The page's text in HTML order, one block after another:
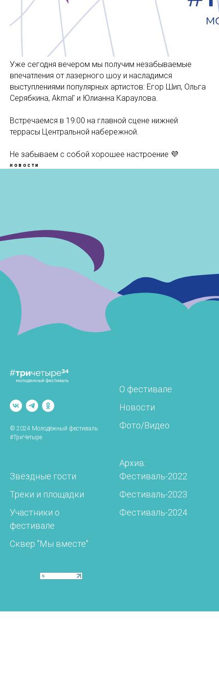
Уже сегодня вечером мы получим незабываемые
впечатления от лазерного шоу и насладимся
выступлениями популярных артистов: Егор Шип, Ольга
Серябкина, Akmal' и Юлианна Караулова.
Встречаемся в 19:00 на главной сцене нижней
террасы Центральной набережной.
Не забываем с собой хорошее настроение 💜
новости
© 2024 Молодёжный фестиваль
#ТриЧетыре
О фестивале
Новости
Фото/Видео
Звёздные гости
Треки и площадки
Участники о
фестивале
Сквер "Мы вместе"
Архив:
Фестиваль-2022
Фестиваль-2023
Фестиваль-2024